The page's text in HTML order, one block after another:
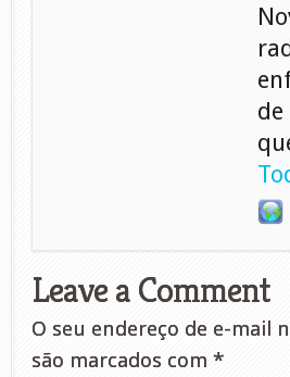
Leave a Comment
O seu endereço de e-mail
são marcados com *